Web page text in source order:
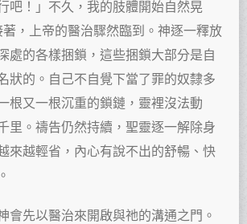
吧！」不久，我的肢體開始自然晃
，上帝的醫治驟然臨到。神逐一釋放
處的各樣捆鎖，這些捆鎖大部分是自
狀的。自己不自覺下當了罪的奴隸多
根又一根沉重的鎖鏈，靈裡沒法動
里。禱告仍然持續，聖靈逐一解除身
來越輕省，內心有說不出的舒暢、快
會先以醫治來開啟與祂的溝通之門。